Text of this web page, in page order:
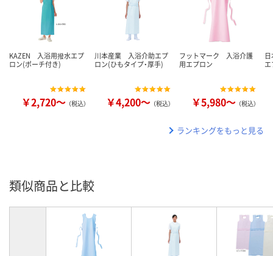
KAZEN 入浴用撥水エプ
ロン(ポーチ付き)
￥2,720～ （税込）
川本産業 入浴介助エプ
ロン(ひもタイプ・厚手)
￥4,200～ （税込）
フットマーク 入浴介護
用エプロン
￥5,980～ （税込）
エ
ランキングをもっと見る
類似商品と比較